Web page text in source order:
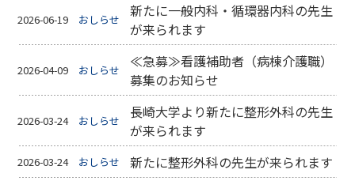
2026-06-19 おしらせ
新たに一般内科・循環器内科の先生
が来られます
2026-04-09 おしらせ
≪急募≫看護補助者（病棟介護職）
募集のお知らせ
2026-03-24 おしらせ
長崎大学より新たに整形外科の先生
が来られます
2026-03-24 おしらせ 新たに整形外科の先生が来られます